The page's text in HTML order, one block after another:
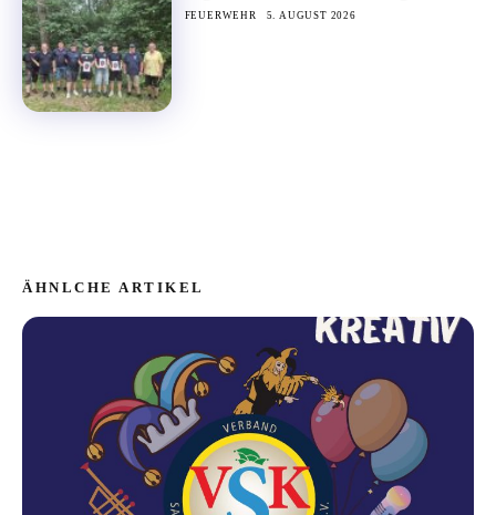
FEUERWEHR 5. AUGUST 2026
ÄHNLCHE ARTIKEL